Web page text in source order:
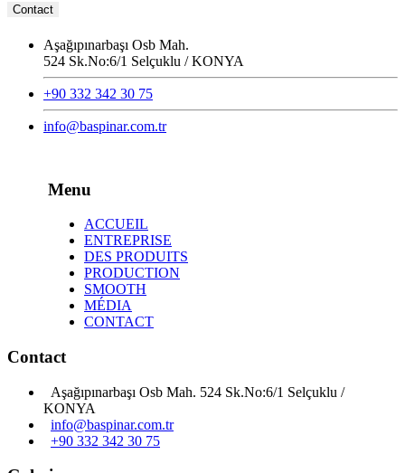
Contact
Aşağıpınarbaşı Osb Mah.
524 Sk.No:6/1 Selçuklu / KONYA
+90 332 342 30 75
info@baspinar.com.tr
Menu
ACCUEIL
ENTREPRISE
DES PRODUITS
PRODUCTION
SMOOTH
MÉDIA
CONTACT
Contact
Aşağıpınarbaşı Osb Mah. 524 Sk.No:6/1 Selçuklu /
KONYA
info@baspinar.com.tr
+90 332 342 30 75